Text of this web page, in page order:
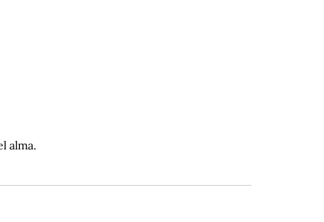
alma.